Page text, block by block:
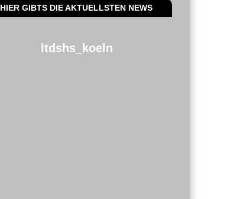
HIER GIBTS DIE AKTUELLSTEN NEWS
ltdshs_koeln